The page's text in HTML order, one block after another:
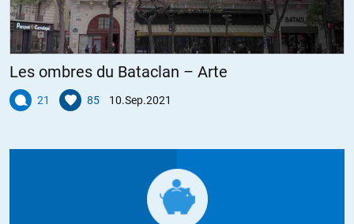
Les ombres du Bataclan – Arte
21 85 10.Sep.2021